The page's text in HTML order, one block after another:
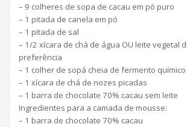
– 9 colheres de sopa de cacau em pó puro
– 1 pitada de canela em pó
– 1 pitada de sal
– 1/2 xícara de chá de água OU leite vegetal
preferência
– 1 colher de sopá cheia de fermento
– 1 xícara de chá de nozes picadas
– 1 barra de chocolate 70% cacau sem leite
Ingredientes para a camada de mousse:
– 1 barra de chocolate 70% cacau